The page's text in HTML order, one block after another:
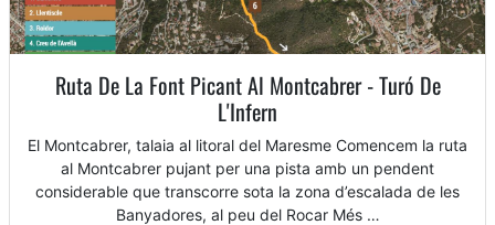
Ruta De La Font Picant Al Montcabrer - Turó De
L'Infern
El Montcabrer, talaia al litoral del Maresme Comencem la ruta
al Montcabrer pujant per una pista amb un pendent
considerable que transcorre sota la zona d’escalada de les
Banyadores, al peu del Rocar Més …